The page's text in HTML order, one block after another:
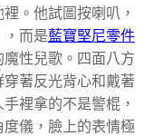
。他試圖按喇叭，
，而是藍寶堅尼零件
性兒歌。四面八方
著反光背心和戴著
裡拿的不是警棍，
儀，臉上的表情極